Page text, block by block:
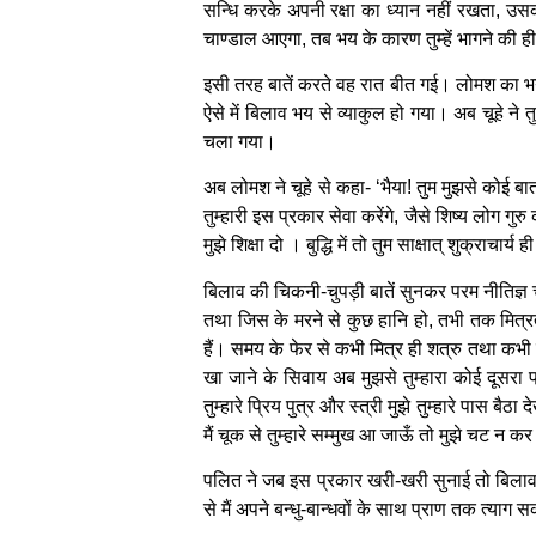
सन्धि करके अपनी रक्षा का ध्यान नहीं रखता,
चाण्डाल आएगा, तब भय के कारण तुम्हें भागने की
इसी तरह बातें करते वह रात बीत गई। लोमश का
ऐसे में बिलाव भय से व्याकुल हो गया। अब चूहे ने
चला गया।
अब लोमश ने चूहे से कहा- ‘भैया! तुम मुझसे कोई
तुम्हारी इस प्रकार सेवा करेंगे, जैसे शिष्य लोग गुरु
मुझे शिक्षा दो । बुद्धि में तो तुम साक्षात्
बिलाव की चिकनी-चुपड़ी बातें सुनकर परम
तथा जिस के मरने से कुछ हानि हो, तभी तक
हैं। समय के फेर से कभी मित्र ही शत्रु तथा कभी
खा जाने के सिवाय अब मुझसे तुम्हारा कोई दूसरा
तुम्हारे प्रिय पुत्र और स्त्री मुझे तुम्हारे पास
मैं चूक से तुम्हारे सम्मुख आ जाऊँ तो मुझे चट न कर
पलित ने जब इस प्रकार खरी-खरी सुनाई तो
से मैं अपने बन्धु-बान्धवों के साथ प्राण तक त्याग